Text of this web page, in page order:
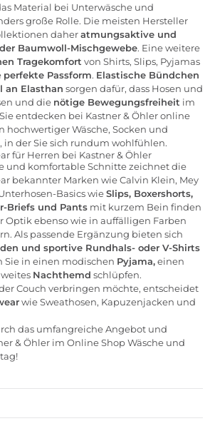
Material bei Unterwäsche und
große Rolle. Die meisten Hersteller
daheratmungsaktive und
Baumwoll-Mischgewebe. Eine weitere
Tragekomfort von Shirts, Slips, Pyjamas
perfekte Passform. Elastische Bündchen
an Elasthan sorgen dafür, dass Hosen und
und die nötige Bewegungsfreiheit im
entdecken bei Kastner & Öhler online
hochwertigerWäsche, Socken und
in der Sie sich rundum wohlfühlen.
für Herren bei Kastner & Öhler
und komfortable Schnitte zeichnet die
bekannter Marken wieCalvin Klein, Mey
Basics wieSlips, Boxershorts,
Briefs und Pants mit kurzem Bein finden
Optik ebenso wie in auffälligen Farben
Als passende Ergänzung bieten sich
und sportive Rundhals- oder V-Shirts
Sie in einen modischen Pyjama,einen
Nachthemd schlüpfen.
Couch verbringen möchte, entscheidet
wie Sweathosen, Kapuzenjacken und
das umfangreiche Angebot und
& Öhler im Online ShopWäsche und